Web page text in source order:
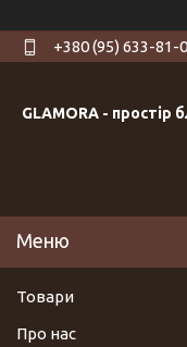
+380 (95) 633-81-
GLAMORA - простір
Товари
Про нас